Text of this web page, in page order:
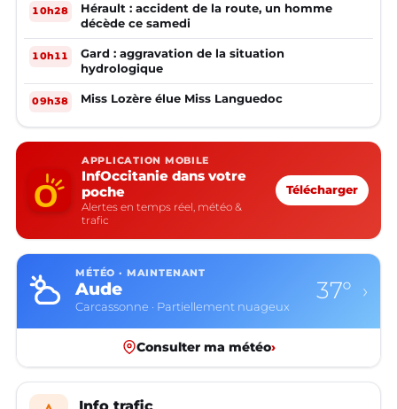
10h28
Hérault : accident de la route, un homme
décède ce samedi
10h11
Gard : aggravation de la situation
hydrologique
09h38 Miss Lozère élue Miss Languedoc
APPLICATION MOBILE
InfOccitanie dans votre
poche
Alertes en temps réel, météo &
trafic
Télécharger
MÉTÉO · MAINTENANT
Aude
Carcassonne · Partiellement nuageux
37° ›
Consulter ma météo›